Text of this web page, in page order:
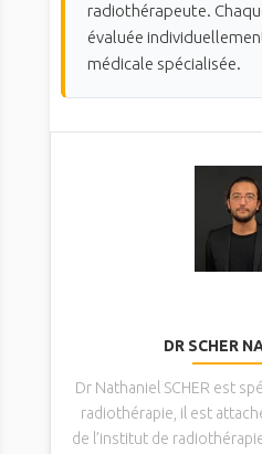
radiothérapeute.
évaluée
médicale spécialisée.
DR SCHER
Dr Nathaniel SCHER est
radiothérapie, il est
de l’institut de